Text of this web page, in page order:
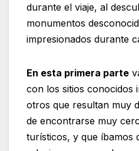
durante el viaje, al
monumentos
impresionados durante
En esta primera parte
con los sitios conocidos
otros que resultan muy
de encontrarse muy
turísticos, y que íbamos